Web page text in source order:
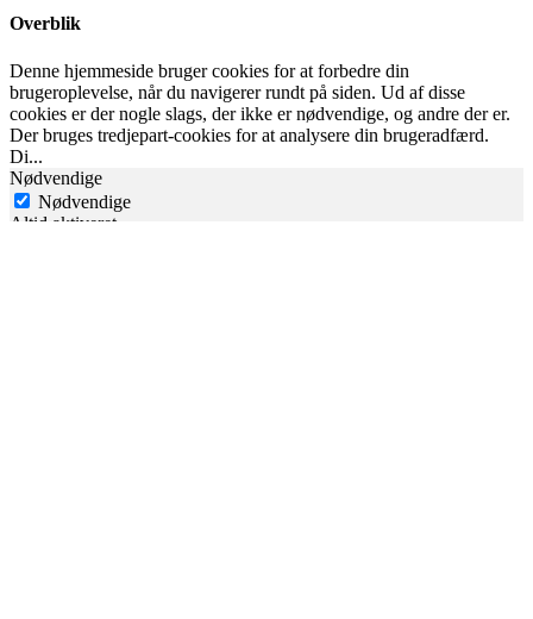
Overblik
Denne hjemmeside bruger cookies for at forbedre din
brugeroplevelse, når du navigerer rundt på siden. Ud af disse
cookies er der nogle slags, der ikke er nødvendige, og andre der er.
Der bruges tredjepart-cookies for at analysere din brugeradfærd.
Di...
Nødvendige
Nødvendige
Altid aktiveret